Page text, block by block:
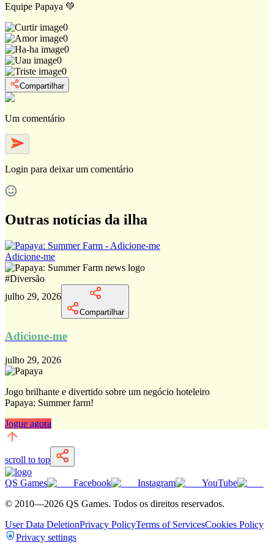
Equipe Papaya 💚
0
0
0
0
0
Compartilhar
Um comentário
Login para deixar um comentário
Outras notícias da ilha
Adicione-me
#Diversão
julho 29, 2026
Compartilhar
Adicione-me
julho 29, 2026
Jogo brilhante e divertido sobre um negócio hoteleiro
Papaya: Summer farm!
Jogue agora
scroll to top
QS Games Facebook Instagram
YouTube
© 2010—2026 QS Games. Todos os direitos reservados.
User Data DeletionPrivacy PolicyTerms of ServicesCookies Policy
Privacy settings